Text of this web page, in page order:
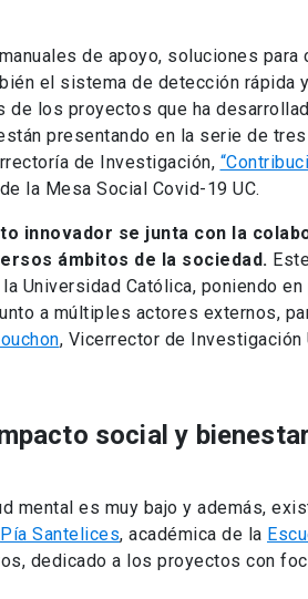
manuales de apoyo, soluciones
el sistema de detección rápida
de los proyectos que ha
presentando en la serie de
de Investigación,
la Mesa Social Covid-19 UC.
innovador se junta con la
ámbitos de la sociedad.
Universidad Católica, poniendo
a múltiples actores externos,
, Vicerrector de Investigación
social y bienestar
mental es muy bajo y además,
Pía Santelices, académica de la
dedicado a los proyectos con